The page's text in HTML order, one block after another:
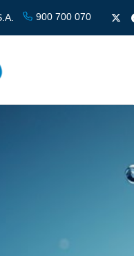
900 700 070